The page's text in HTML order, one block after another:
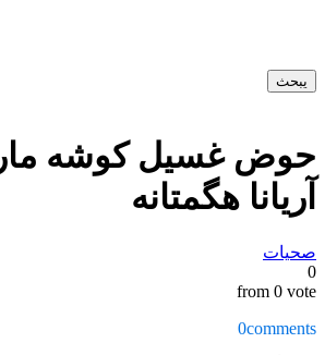
يبحث
حوض غسیل کوشه
آریانا هگمتانه
صحیات
0
from 0 vote
0comments